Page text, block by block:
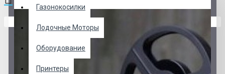
Газонокосилки
Лодочные Моторы
Оборудование
Принтеры